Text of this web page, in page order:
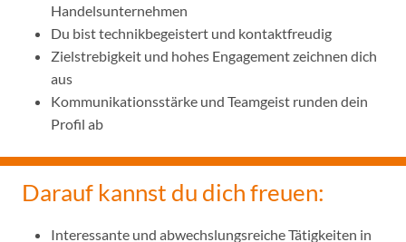
Handelsunternehmen
Du bist technikbegeistert und kontaktfreudig
Zielstrebigkeit und hohes Engagement zeichnen dich
aus
Kommunikationsstärke und Teamgeist runden dein
Profil ab
Darauf kannst du dich freuen:
Interessante und abwechslungsreiche Tätigkeiten in